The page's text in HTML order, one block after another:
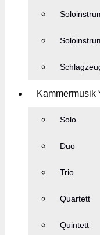
Kammermusik
Solo
Duo
Trio
Quartett
Quintett